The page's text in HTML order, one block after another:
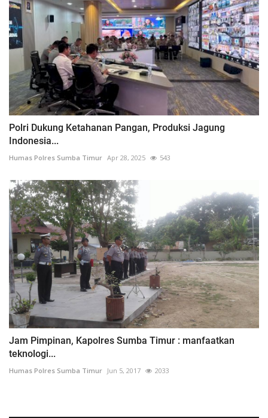
Polri Dukung Ketahanan Pangan, Produksi Jagung
Indonesia...
Humas Polres Sumba Timur Apr 28, 2025 543
Jam Pimpinan, Kapolres Sumba Timur : manfaatkan
teknologi...
Humas Polres Sumba Timur Jun 5, 2017 2033